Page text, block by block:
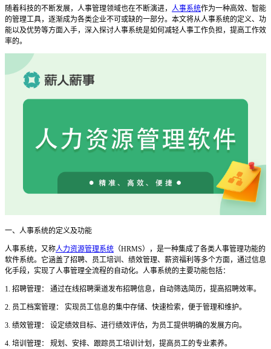
随着科技的不断发展，人事管理领域也在不断演进， 人事系统作为一种高效、智能
的管理工具，逐渐成为各类企业不可或缺的一部分。本文将从人事系统的定义、功
能以及优势等方面入手，深入探讨人事系统是如何减轻人事工作负担，提高工作效
率的。
一、人事系统的定义及功能
人事系统，又称人力资源管理系统 （HRMS），是一种集成了各类人事管理功能的
软件系统。它涵盖了招聘、员工培训、绩效管理、薪资福利等多个方面，通过信息
化手段，实现了人事管理全流程的自动化。人事系统的主要功能包括：
1. 招聘管理： 通过在线招聘渠道发布招聘信息，自动筛选简历，提高招聘效率。
2. 员工档案管理： 实现员工信息的集中存储、快速检索，便于管理和维护。
3. 绩效管理： 设定绩效目标、进行绩效评估，为员工提供明确的发展方向。
4. 培训管理： 规划、安排、跟踪员工培训计划，提高员工的专业素养。